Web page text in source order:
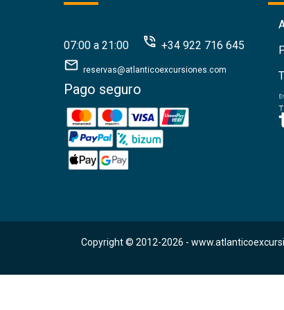
07:00 a 21:00 +34 922 716 645
reservas@atlanticoexcursiones.com
Pago seguro
Copyright © 2012-2026 -